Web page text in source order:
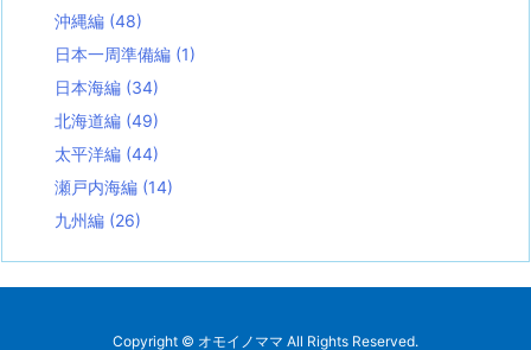
沖縄編 (48)
日本一周準備編 (1)
日本海編 (34)
北海道編 (49)
太平洋編 (44)
瀬戸内海編 (14)
九州編 (26)
Copyright © オモイノママ All Rights Reserved.